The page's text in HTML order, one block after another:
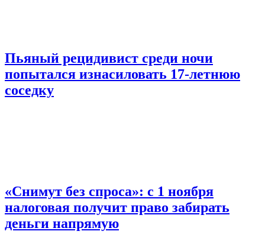
Пьяный рецидивист среди ночи
попытался изнасиловать 17-летнюю
соседку
«Снимут без спроса»: с 1 ноября
налоговая получит право забирать
деньги напрямую